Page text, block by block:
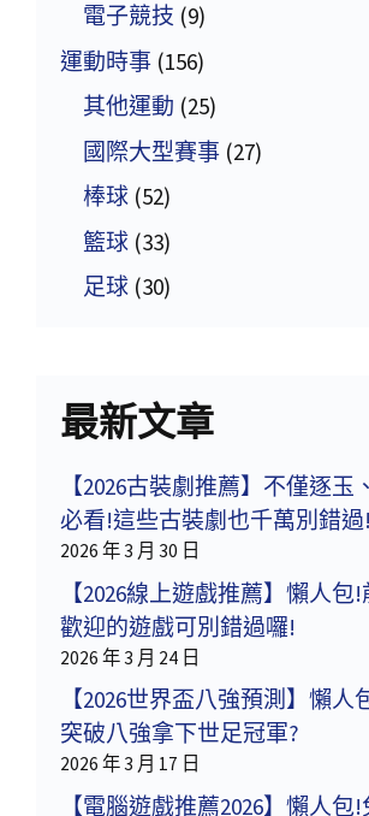
電子競技 (9)
運動時事 (156)
其他運動 (25)
國際大型賽事 (27)
棒球 (52)
籃球 (33)
足球 (30)
最新文章
【2026古裝劇推薦】不僅逐玉
必看!這些古裝劇也千萬別錯過!
2026 年 3 月 30 日
【2026線上遊戲推薦】懶人包
歡迎的遊戲可別錯過囉!
2026 年 3 月 24 日
【2026世界盃八強預測】懶人
突破八強拿下世足冠軍?
2026 年 3 月 17 日
【電腦遊戲推薦2026】懶人包